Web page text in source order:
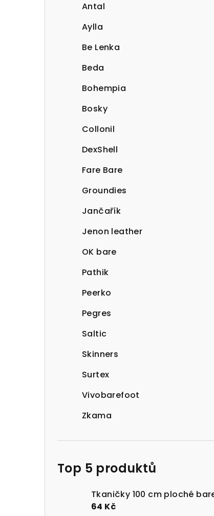
Antal
Aylla
Be Lenka
Beda
Bohempia
Bosky
Collonil
DexShell
Fare Bare
Groundies
Jančařík
Jenon leather
OK bare
Pathik
Peerko
Pegres
Saltic
Skinners
Surtex
Vivobarefoot
Zkama
Top 5 produktů
64 Kč